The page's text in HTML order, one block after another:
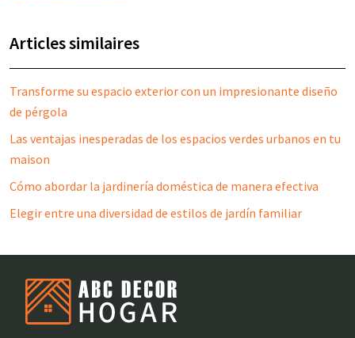
Articles similaires
Transforme su espacio exterior con un impresionante diseño
de pérgola
Las ventajas inesperadas de los espacios verdes urbanos en tu
maison
Cómo abordar la jardinería doméstica de manera efectiva
Elegir entre una diversidad de estilos de jardín familiar